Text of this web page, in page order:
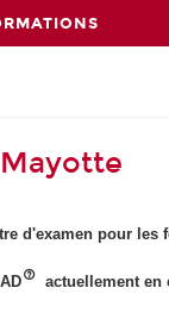
d'examen pour
actuellement en